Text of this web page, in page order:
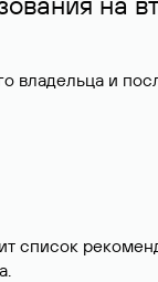
владельца и
список